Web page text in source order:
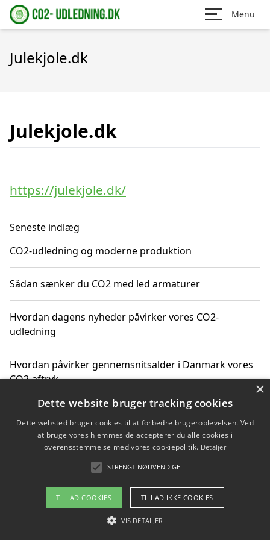
Menu
Julekjole.dk
Julekjole.dk
https://julekjole.dk/
Seneste indlæg
CO2-udledning og moderne produktion
Sådan sænker du CO2 med led armaturer
Hvordan dagens nyheder påvirker vores CO2-
udledning
Hvordan påvirker gennemsnitsalder i Danmark vores
CO2-aftryk
Hvordan nyheder om CO2-udledning påvirker vores
hverdag
Om / kontakt
Blog Betingelser
×
Dette website bruger tracking cookies
Dette websted bruger cookies til at forbedre brugeroplevelsen. Ved
at bruge vores hjemmeside accepterer du alle cookies i
overensstemmelse med vores cookiepolitik. Detaljer
STRENGT NØDVENDIGE
TILLAD COOKIES TILLAD IKKE COOKIES
VIS DETALJER